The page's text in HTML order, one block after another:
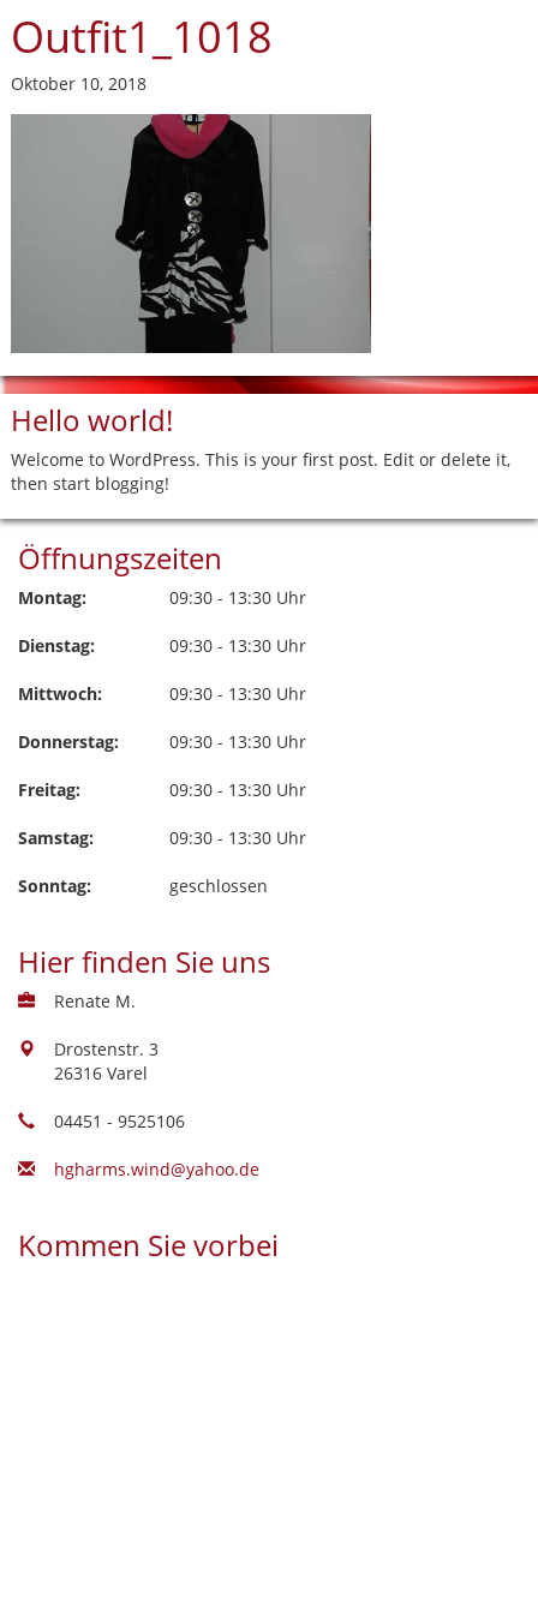
Outfit1_1018
Oktober 10, 2018
Hello world!
Welcome to WordPress. This is your first post. Edit or delete it,
then start blogging!
Öffnungszeiten
Montag: 09:30 - 13:30 Uhr
Dienstag: 09:30 - 13:30 Uhr
Mittwoch: 09:30 - 13:30 Uhr
Donnerstag: 09:30 - 13:30 Uhr
Freitag: 09:30 - 13:30 Uhr
Samstag: 09:30 - 13:30 Uhr
Sonntag: geschlossen
Hier finden Sie uns
Renate M.
Drostenstr. 3
26316 Varel
04451 - 9525106
hgharms.wind@yahoo.de
Kommen Sie vorbei